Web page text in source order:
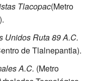
Tlacopac(Metro
Unidos Ruta 89 A.C.
de Tlalnepantla).
A.C. (Metro